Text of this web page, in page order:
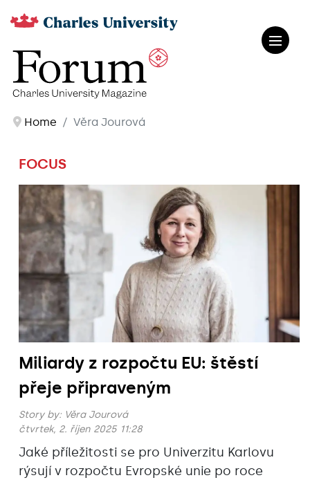
Home Věra Jourová
FOCUS
Miliardy z rozpočtu EU: štěstí
přeje připraveným
Story by: Věra Jourová
čtvrtek, 2. říjen 2025 11:28
Jaké příležitosti se pro Univerzitu Karlovu
rýsují v rozpočtu Evropské unie po roce